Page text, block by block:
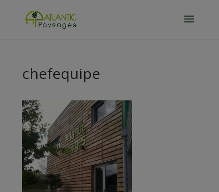
chefequipe